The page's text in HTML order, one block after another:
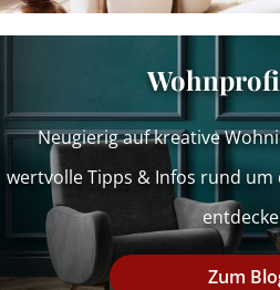
Neugierig auf kreative
wertvolle Tipps & Infos rund um
Zum